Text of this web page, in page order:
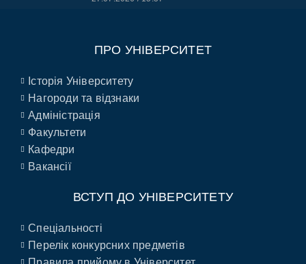
ПРО УНІВЕРСИТЕТ
Історія Університету
Нагороди та відзнаки
Адміністрація
Факультети
Кафедри
Вакансії
ВСТУП ДО УНІВЕРСИТЕТУ
Спеціальності
Перелік конкурсних предметів